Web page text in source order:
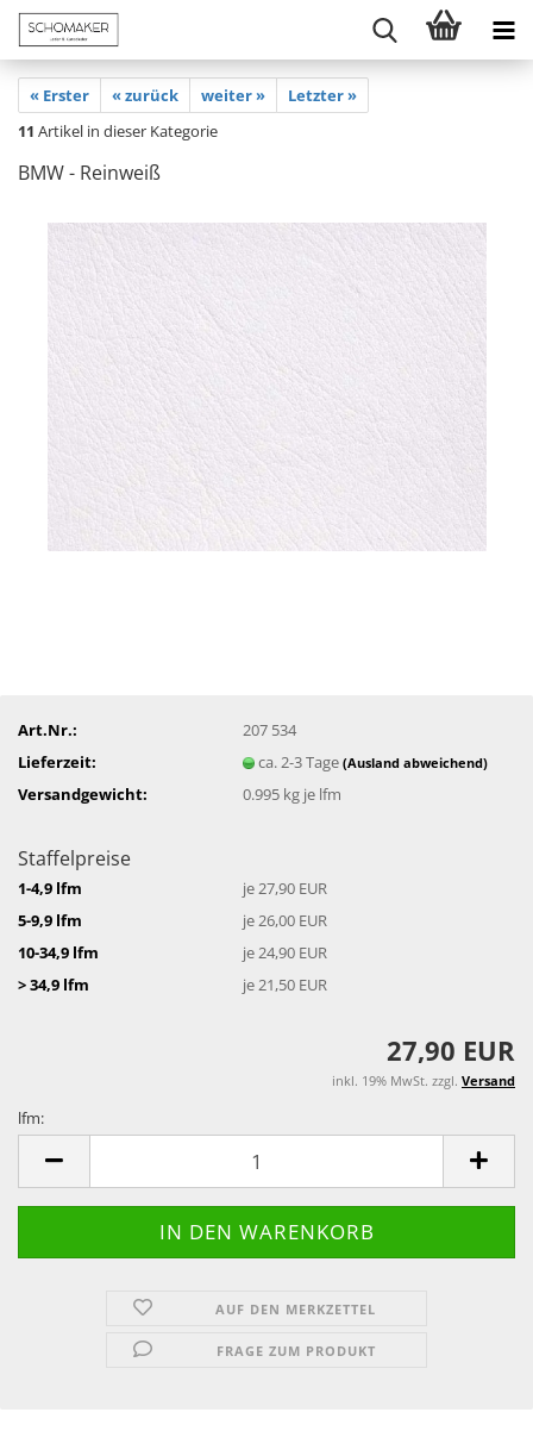
« Erster « zurück weiter »
Letzter »
11 Artikel in dieser Kategorie
BMW - Reinweiß
Art.Nr.:
207 534
Lieferzeit:
ca. 2-3 Tage(Ausland abweichend)
Versandgewicht: 0.995 kg je lfm
Staffelpreise
1-4,9 lfm
je 27,90 EUR
5-9,9 lfm
je 26,00 EUR
10-34,9 lfm
je 24,90 EUR
> 34,9 lfm
je 21,50 EUR
27,90 EUR
inkl. 19% MwSt. zzgl. Versand
lfm:
AUF DEN MERKZETTEL
FRAGE ZUM PRODUKT